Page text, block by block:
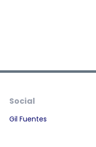
Social
Gil Fuentes